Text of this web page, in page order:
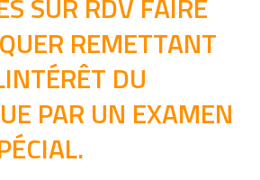
REMETTANT
DU
PAR UN EXAMEN